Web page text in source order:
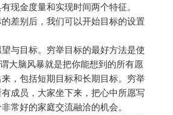
现金度量和实现时间两个特征。
差别后，我们可以开始目标的设置
与目标。穷举目标的最好方法是使
大脑风暴就是把你能想到的所有愿
，包括短期目标和长期目标。穷举
成员，大家坐下来，把心中所愿写
常好的家庭交流融洽的机会。